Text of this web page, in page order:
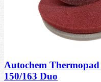
Autochem
150/163 Duo